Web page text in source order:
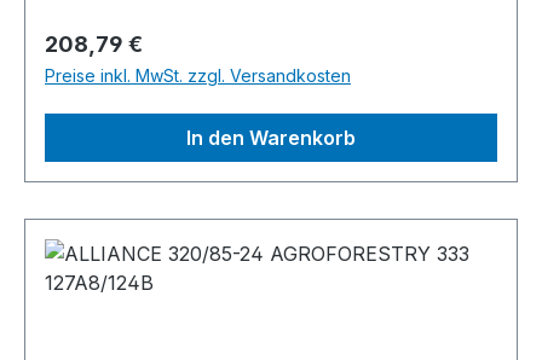
Regulärer Preis:
208,79 €
Preise inkl. MwSt. zzgl. Versandkosten
In den Warenkorb